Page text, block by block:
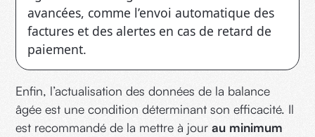
avancées, comme l’envoi automatique des
factures et des alertes en cas de retard de
paiement.
Enfin, l’actualisation des données de la balance
âgée est une condition déterminant son efficacité. Il
est recommandé de la mettre à jourau minimum